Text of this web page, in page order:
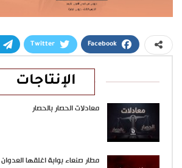
Facebook
Twitter
الإنتاجات
معادلات الحصار بالحصار
مطار صنعاء بوابة اغلقها العدوان